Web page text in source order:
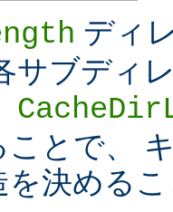
ディ
サブディ
とで、
を決める